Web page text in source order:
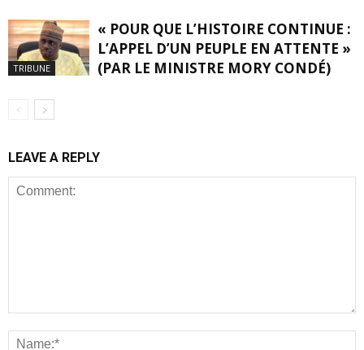
TRIBUNE
« POUR QUE L’HISTOIRE CONTINUE :
L’APPEL D’UN PEUPLE EN ATTENTE »
(PAR LE MINISTRE MORY CONDÉ)
LEAVE A REPLY